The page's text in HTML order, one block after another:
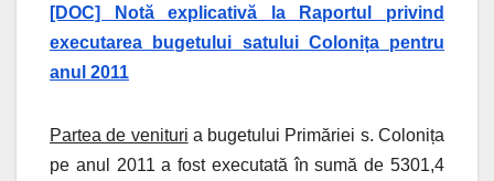
[DOC] Notă explicativă la Raportul privind
executarea bugetului satului Colonița pentru
anul 2011
Partea de venituri a bugetului Primăriei s. Colonița
pe anul 2011 a fost executată în sumă de 5301,4